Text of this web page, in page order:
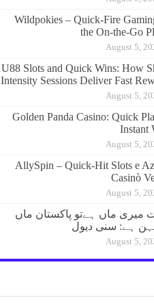
Wildpokies – Quick‑Fire
the On‑the‑Go
August 5,
U88 Slots and Quick Wins: How
Intensity Sessions Deliver Fast
August 5,
Golden Panda Casino: Quick
Instant
August 5,
AllySpin – Quick‑Hit Slots e
Casinò
August 5,
میری ماں ہےتو پاکستان ماں
ہے: سنی دیول
August 5,